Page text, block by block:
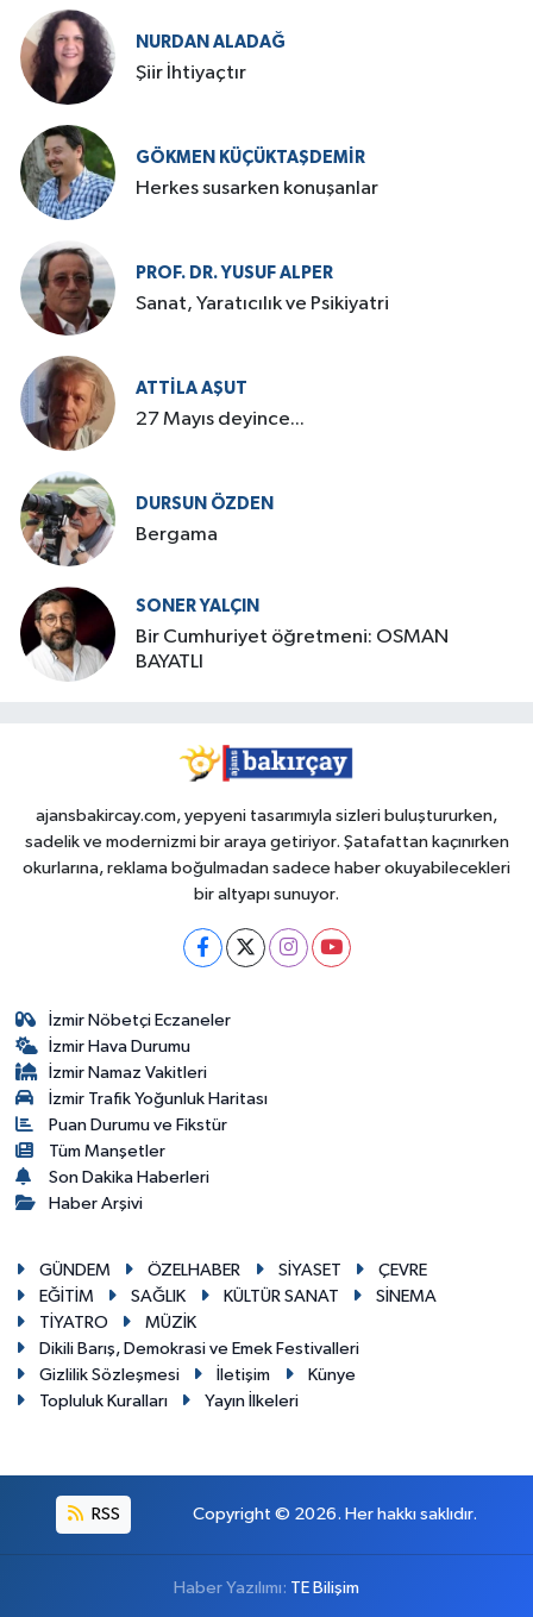
NURDAN ALADAĞ
Şiir İhtiyaçtır
GÖKMEN KÜÇÜKTAŞDEMIR
Herkes susarken konuşanlar
PROF. DR. YUSUF ALPER
Sanat, Yaratıcılık ve Psikiyatri
ATTILA AŞUT
27 Mayıs deyince...
DURSUN ÖZDEN
Bergama
SONER YALÇIN
Bir Cumhuriyet öğretmeni: OSMAN
BAYATLI
ajansbakircay.com, yepyeni tasarımıyla sizleri buluştururken,
sadelik ve modernizmi bir araya getiriyor. Şatafattan kaçınırken
okurlarına, reklama boğulmadan sadece haber okuyabilecekleri
bir altyapı sunuyor.
İzmir Nöbetçi Eczaneler
İzmir Hava Durumu
İzmir Namaz Vakitleri
İzmir Trafik Yoğunluk Haritası
Puan Durumu ve Fikstür
Tüm Manşetler
Son Dakika Haberleri
Haber Arşivi
GÜNDEM ÖZELHABER SİYASET
ÇEVRE
EĞİTİM
SAĞLIK KÜLTÜR SANAT
SİNEMA
TİYATRO
MÜZİK
Dikili Barış, Demokrasi ve Emek Festivalleri
Gizlilik Sözleşmesi
İletişim
Künye
Topluluk Kuralları
Yayın İlkeleri
RSS Copyright © 2026. Her hakkı saklıdır.
Haber Yazılımı: TE Bilişim